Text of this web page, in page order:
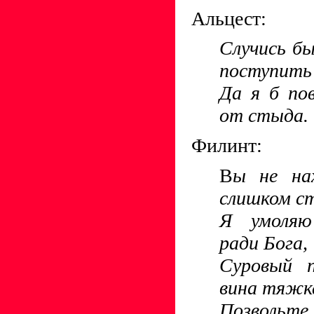
Альцест:
Случись
поступить
Да я б
от стыда.
Филинт:
Вы не
слишком
Я
ради Бога,
Суровый
вина